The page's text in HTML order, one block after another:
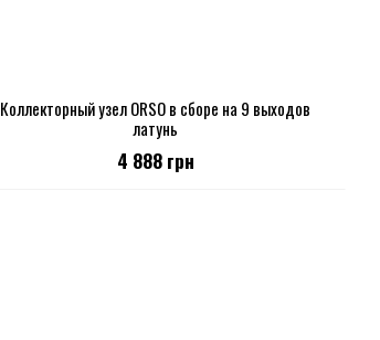
Коллекторный узел ORSO в сборе на 9 выходов
латунь
4 888 грн